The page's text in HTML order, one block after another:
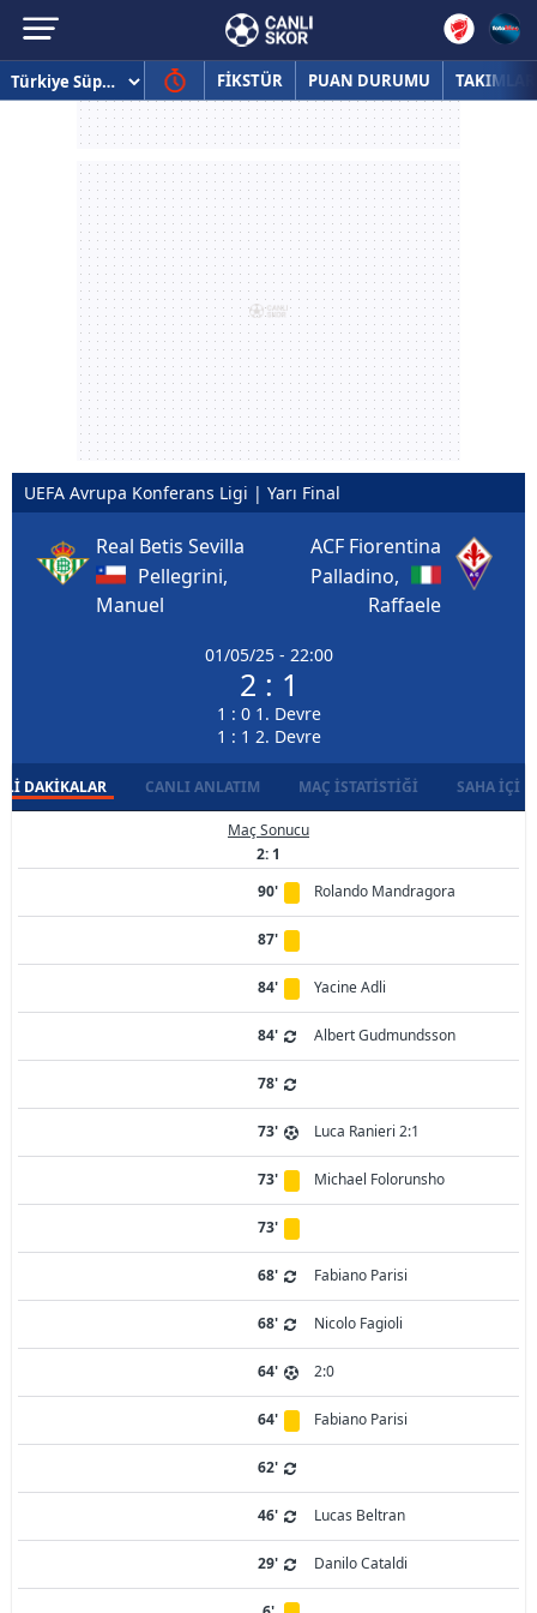
FİKSTÜR PUAN DURUMU TAKIMLAR
UEFA Avrupa Konferans Ligi | Yarı Final
Real Betis Sevilla
Pellegrini,
Manuel
01/05/25 - 22:00
2 : 1
1 : 0 1. Devre
1 : 1 2. Devre
ACF Fiorentina
Palladino,
Raffaele
DAKIKALAR CANLI ANLATIM MAÇ İSTATISTIĞI SAHA İÇI
Maç Sonucu
2: 1
90'
Rolando Mandragora
87'
84' Yacine Adli
84' Albert Gudmundsson
78'
73' Luca Ranieri 2:1
73' Michael Folorunsho
73'
68' Fabiano Parisi
68' Nicolo Fagioli
64' 2:0
64' Fabiano Parisi
62'
46' Lucas Beltran
29' Danilo Cataldi